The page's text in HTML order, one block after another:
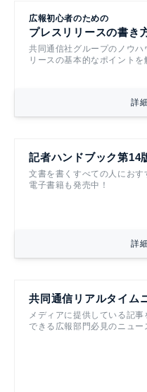
広報初心者のための
プレスリリースの書き
共同通信社グループのノウハ
リースの基本的なポイントを
詳
記者ハンドブック第14
文書を書くすべての人におす
電子書籍も発売中！
詳
共同通信リアルタイム
メディアに提供している記事
できる広報部門必見のニュー